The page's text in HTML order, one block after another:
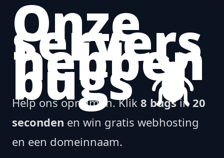
Onze
servers
hebben
bugs 🪲
Help ons opruimen. Klik 8 bugsin 20
seconden en win gratis webhosting
en een domeinnaam.